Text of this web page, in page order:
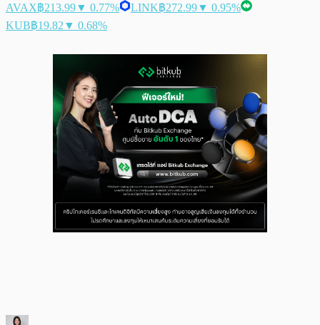
AVAX฿213.99▼ 0.77% LINK฿272.99▼ 0.95%
KUB฿19.82 ▼ 0.68%